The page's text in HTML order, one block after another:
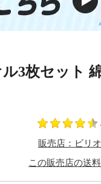
3枚セット
販売店：ビリ
この販売店の送